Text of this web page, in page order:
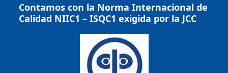
Contamos con la Norma Internacional de
Calidad NIIC1 – ISQC1 exigida por la JCC